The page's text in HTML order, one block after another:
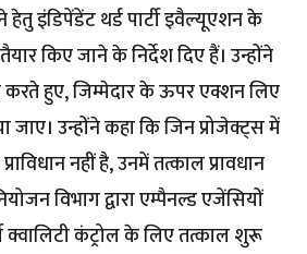
इंडिपेंडेंट थर्ड पार्टी इवैल्यूएशन के
किए जाने के निर्देश दिए हैं। उन्होंने
करते हुए, जिम्मेदार के ऊपर एक्शन लिए
जाए। उन्होंने कहा कि जिन प्रोजेक्ट्स में
नहीं है, उनमें तत्काल प्रावधान
विभाग द्वारा एम्पैनल्ड एजेंसियों
क्वालिटी कंट्रोल के लिए तत्काल शुरू